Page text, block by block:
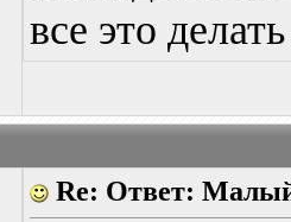
все это
Re: Ответ: